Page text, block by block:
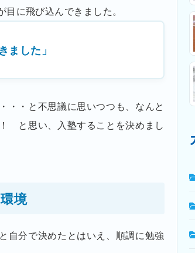
に飛び込んできました。
ました」
・と不思議に思いつつも、なんと
と思い、入塾することを決めまし
境
自分で決めたとはいえ、順調に勉強